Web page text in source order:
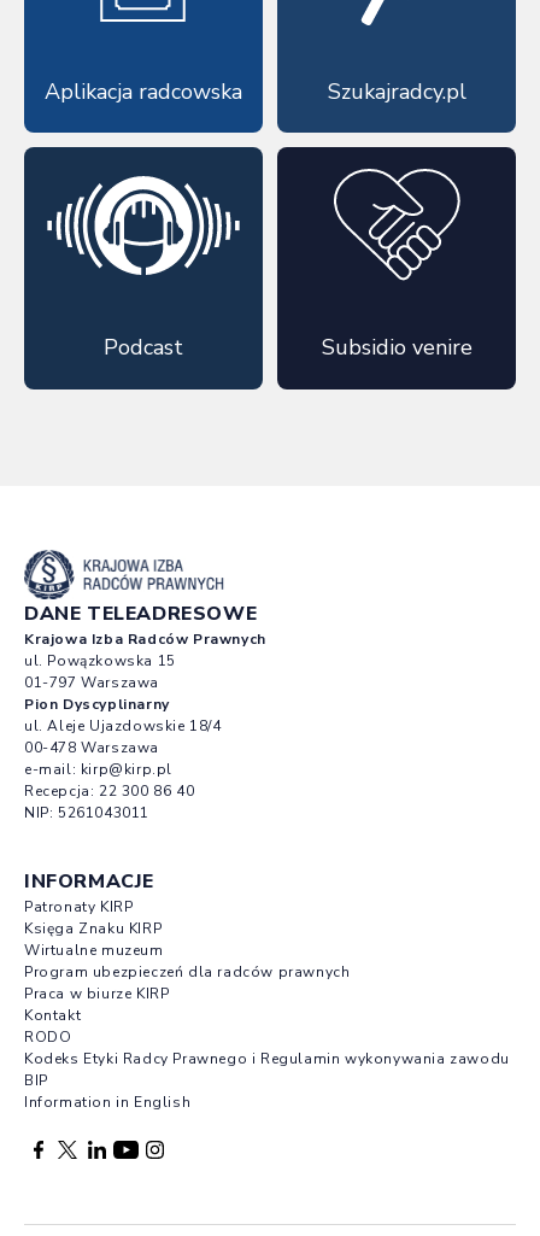
Aplikacja radcowska Szukajradcy.pl
Podcast Subsidio venire
DANE TELEADRESOWE
Krajowa Izba Radców Prawnych
ul. Powązkowska 15
01-797 Warszawa
Pion Dyscyplinarny
ul. Aleje Ujazdowskie 18/4
00-478 Warszawa
e-mail: kirp@kirp.pl
Recepcja: 22 300 86 40
NIP: 5261043011
INFORMACJE
Patronaty KIRP
Księga Znaku KIRP
Wirtualne muzeum
Program ubezpieczeń dla radców prawnych
Praca w biurze KIRP
Kontakt
RODO
Kodeks Etyki Radcy Prawnego i Regulamin wykonywania zawodu
BIP
Information in English
Facebook otwierany w nowej karcie
Profil X otwierany w nowej karcie
Profil LinkedIn otwierany w nowej karcie
Profil YouTube otwierany w nowej karcie
Profil Instagram otwierany w nowej karcie